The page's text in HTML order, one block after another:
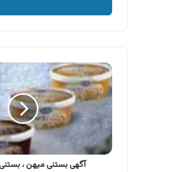
وارد
آگهی
بستنی
میهن
،
بستنی
پذیرایی
رویا
آگهی بستنی میهن ، بستنی